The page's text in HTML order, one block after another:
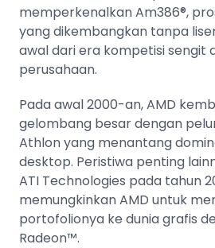
memperkenalkan Am386®,
yang dikembangkan tanpa
awal dari era kompetisi sengit
perusahaan.
Pada awal 2000-an, AMD
gelombang besar dengan
Athlon yang menantang
desktop. Peristiwa penting
ATI Technologies pada tahun
memungkinkan AMD untuk
portofolionya ke dunia grafis
Radeon™.